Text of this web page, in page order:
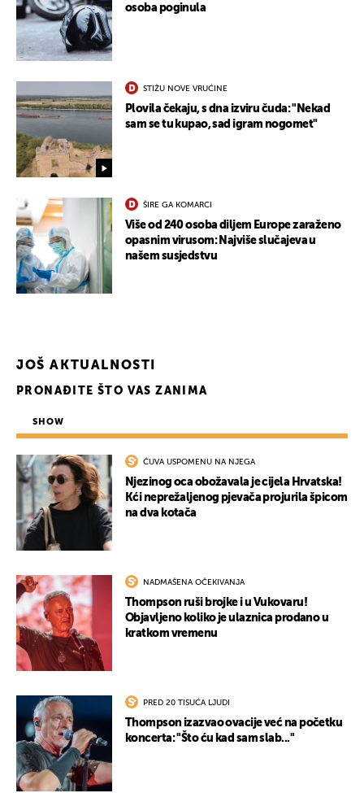
osoba poginula
STIŽU NOVE VRUĆINE
Plovila čekaju, s dna izviru čuda: "Nekad
sam se tu kupao, sad igram nogomet"
ŠIRE GA KOMARCI
Više od 240 osoba diljem Europe zaraženo
opasnim virusom: Najviše slučajeva u
našem susjedstvu
JOŠ AKTUALNOSTI
PRONAĐITE ŠTO VAS ZANIMA
SHOW
ČUVA USPOMENU NA NJEGA
Njezinog oca obožavala je cijela Hrvatska!
Kći neprežaljenog pjevača projurila špicom
na dva kotača
NADMAŠENA OČEKIVANJA
Thompson ruši brojke i u Vukovaru!
Objavljeno koliko je ulaznica prodano u
kratkom vremenu
PRED 20 TISUĆA LJUDI
Thompson izazvao ovacije već na početku
koncerta: "Što ću kad sam slab..."